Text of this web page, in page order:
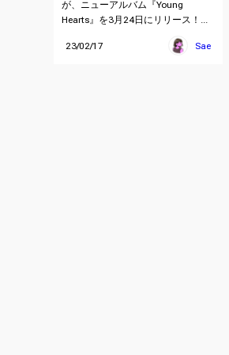
が、ニューアルバム『Young
Hearts』を3月24日にリリース！...
23/02/17 Sae